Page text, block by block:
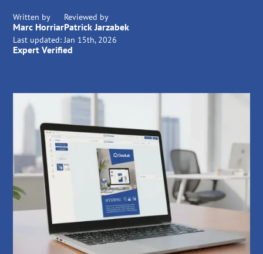
Written by
Marc Horriar
Reviewed by
Patrick Jarzabek
Last updated: Jan 15th, 2026
Expert Verified